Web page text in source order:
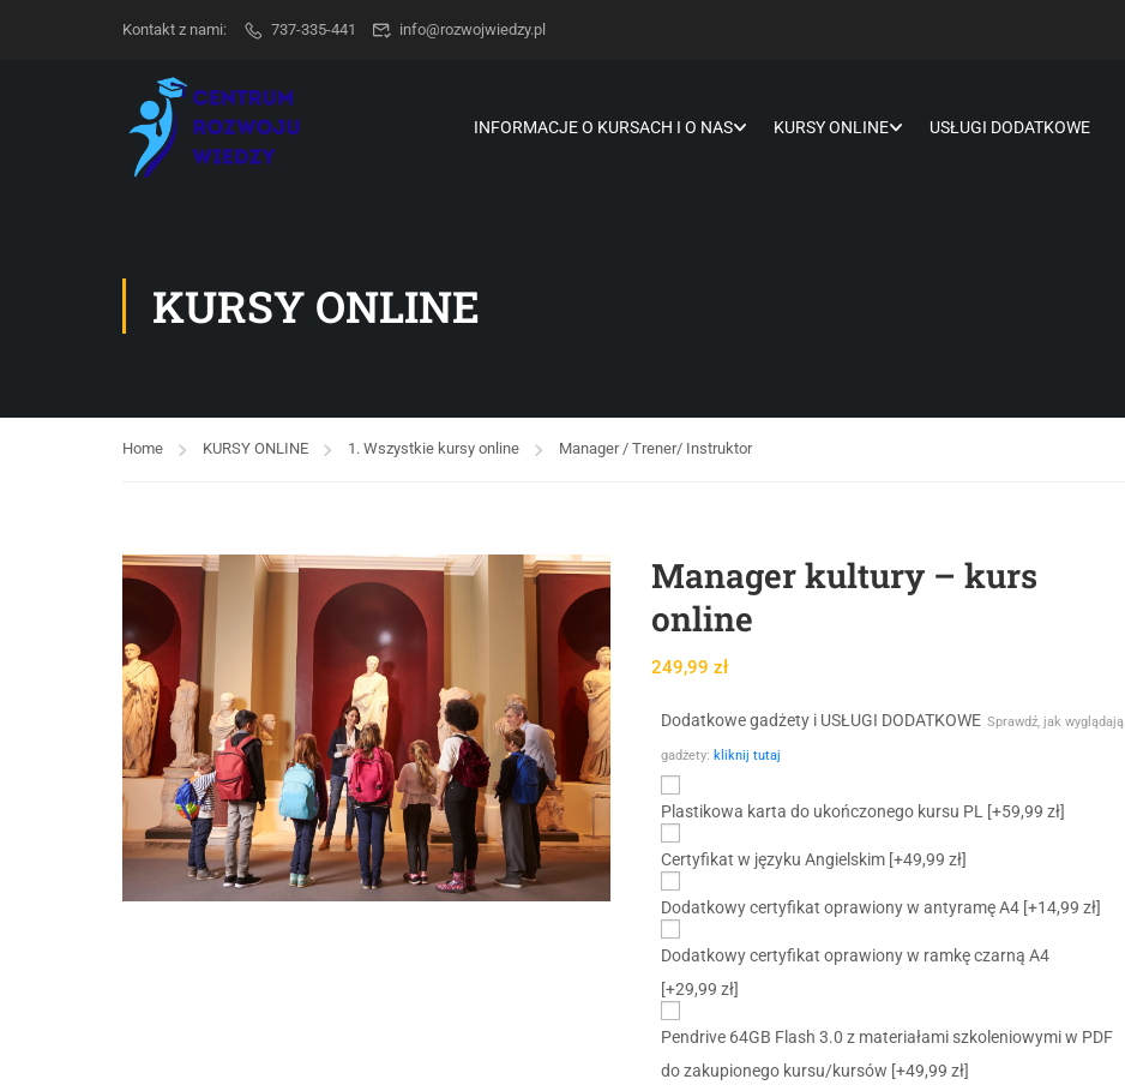
Kontakt z nami: 737-335-441 info@rozwojwiedzy.pl
INFORMACJE O KURSACH I O NAS KURSY ONLINE USŁUGI DODATKOWE
KURSY ONLINE
Home KURSY ONLINE 1. Wszystkie kursy online Manager / Trener/ Instruktor
Manager kultury – kurs
online
249,99 zł
Dodatkowe gadżety i USŁUGI DODATKOWE Sprawdź, jak wyglądają
gadżety: kliknij tutaj
Plastikowa karta do ukończonego kursu PL [+59,99 zł]
Certyfikat w języku Angielskim [+49,99 zł]
Dodatkowy certyfikat oprawiony w antyramę A4 [+14,99 zł]
Dodatkowy certyfikat oprawiony w ramkę czarną A4
[+29,99 zł]
Pendrive 64GB Flash 3.0 z materiałami szkoleniowymi w PDF
do zakupionego kursu/kursów [+49,99 zł]